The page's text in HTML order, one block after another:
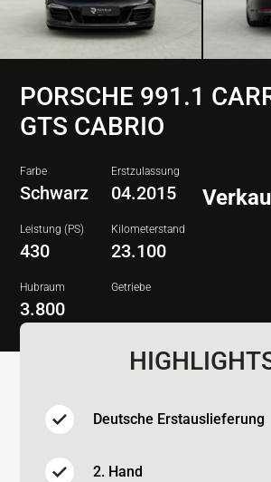
PORSCHE 991.1
GTS CABRIO
Farbe
Schwarz
Leistung (PS)
430
Hubraum
3.800
Erstzulassung
04.2015
Kilometerstand
23.100
Getriebe
Deutsche Erstauslieferung
2. Hand